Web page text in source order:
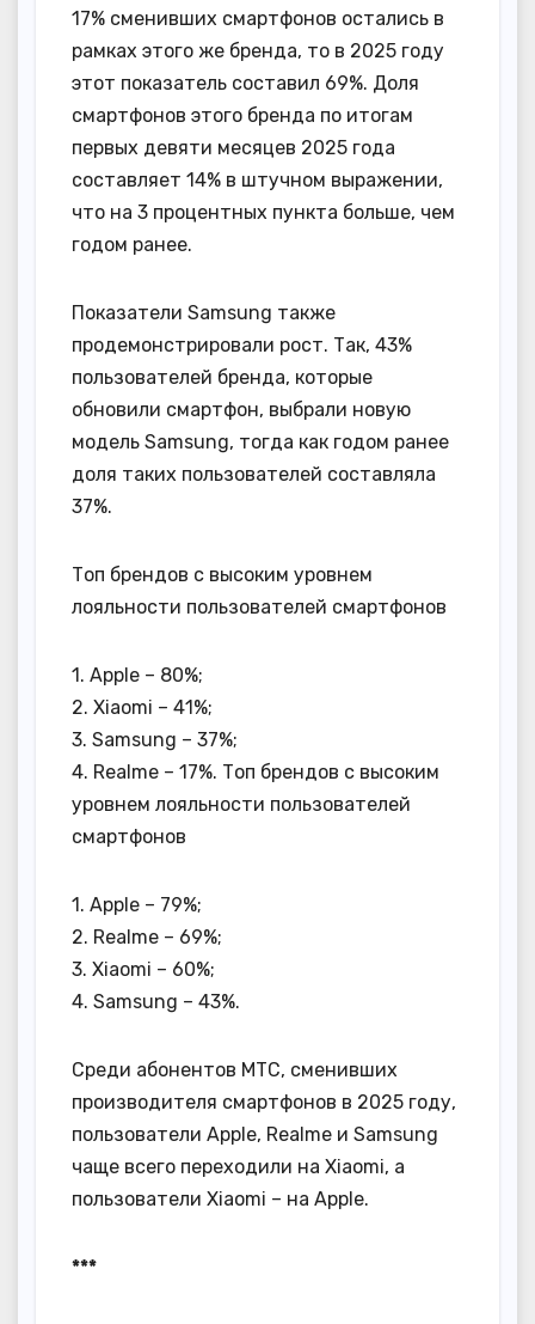
17% сменивших смартфонов остались в
рамках этого же бренда, то в 2025 году
этот показатель составил 69%. Доля
смартфонов этого бренда по итогам
первых девяти месяцев 2025 года
составляет 14% в штучном выражении,
что на 3 процентных пункта больше, чем
годом ранее.
Показатели Samsung также
продемонстрировали рост. Так, 43%
пользователей бренда, которые
обновили смартфон, выбрали новую
модель Samsung, тогда как годом ранее
доля таких пользователей составляла
37%.
Топ брендов с высоким уровнем
лояльности пользователей смартфонов
1. Apple – 80%;
2. Xiaomi – 41%;
3. Samsung – 37%;
4. Realme – 17%. Топ брендов с высоким
уровнем лояльности пользователей
смартфонов
1. Apple – 79%;
2. Realme – 69%;
3. Xiaomi – 60%;
4. Samsung – 43%.
Среди абонентов МТС, сменивших
производителя смартфонов в 2025 году,
пользователи Apple, Realme и Samsung
чаще всего переходили на Xiaomi, а
пользователи Xiaomi – на Apple.
***